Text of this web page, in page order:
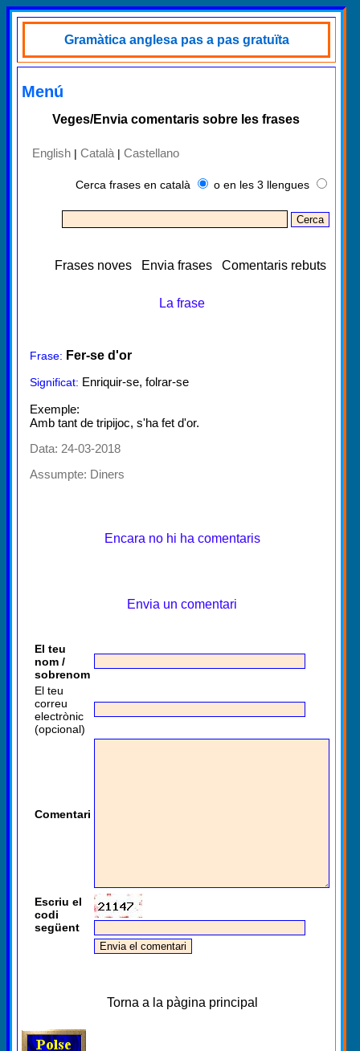
Gramàtica anglesa pas a pas gratuïta
Menú
Veges/Envia comentaris sobre les frases
English | Català | Castellano
Cerca frases en català o en les 3 llengues
Frases noves Envia frases Comentaris rebuts
La frase
Frase: Fer-se d'or
Significat: Enriquir-se, folrar-se
Exemple:
Amb tant de tripijoc, s'ha fet d'or.
Data: 24-03-2018
Assumpte: Diners
Encara no hi ha comentaris
Envia un comentari
El teu
nom /
sobrenom
El teu
correu
electrònic
(opcional)
Comentari
Escriu el
codi
següent
Torna a la pàgina principal